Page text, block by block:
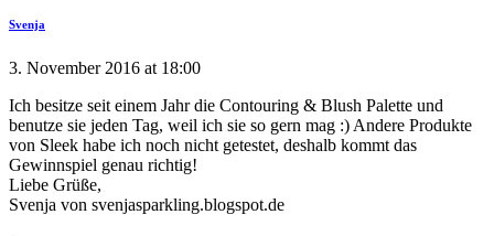
Svenja
3. November 2016 at 18:00
Ich besitze seit einem Jahr die Contouring & Blush Palette und
benutze sie jeden Tag, weil ich sie so gern mag :) Andere Produkte
von Sleek habe ich noch nicht getestet, deshalb kommt das
Gewinnspiel genau richtig!
Liebe Grüße,
Svenja von svenjasparkling.blogspot.de